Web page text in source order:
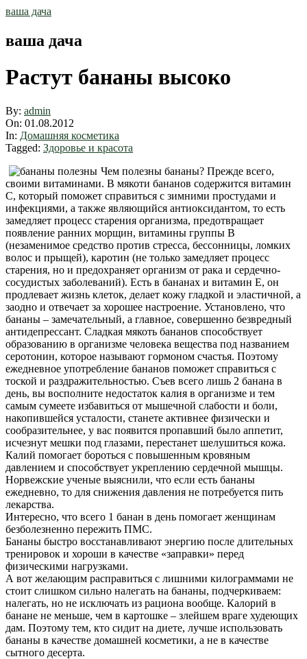
Skip
ваша дача
ваша дача
Растут бананы высоко
By: admin
On: 01.08.2012
In: Домашняя косметика
Tagged: Здоровье и красота
Чем полезны бананы? Прежде всего,
своими витаминами. В мякоти бананов содержится витамин
С, который поможет справиться с зимними простудами и
инфекциями, а также являющийся антиоксидантом, то есть
замедляет процесс старения организма, предотвращает
появление ранних морщин, витамины группы В
(незаменимое средство против стресса, бессонницы, ломких
волос и прыщей), каротин (не только замедляет процесс
старения, но и предохраняет организм от рака и сердечно-
сосудистых заболеваний). Есть в бананах и витамин Е, он
продлевает жизнь клеток, делает кожу гладкой и эластичной, а
заодно и отвечает за хорошее настроение. Установлено, что
бананы – замечательный, а главное, совершенно безвредный
антидепрессант. Сладкая мякоть бананов способствует
образованию в организме человека вещества под названием
серотонин, которое называют гормоном счастья. Поэтому
ежедневное употребление бананов поможет справиться с
тоской и раздражительностью. Съев всего лишь 2 банана в
день, вы восполните недостаток калия в организме и тем
самым сумеете избавиться от мышечной слабости и боли,
накопившейся усталости, станете активнее физически и
сообразительнее, у вас появится пропавший было аппетит,
исчезнут мешки под глазами, перестанет шелушиться кожа.
Калий помогает бороться с повышенным кровяным
давлением и способствует укреплению сердечной мышцы.
Норвежские ученые выяснили, что если есть бананы
ежедневно, то для снижения давления не потребуется пить
лекарства.
Интересно, что всего 1 банан в день помогает женщинам
безболезненно пережить ПМС.
Бананы быстро восстанавливают энергию после длительных
тренировок и хороши в качестве «заправки» перед
физическими нагрузками.
А вот желающим расправиться с лишними килограммами не
стоит слишком сильно налегать на бананы, подчеркиваем:
налегать, но не исключать из рациона вообще. Калорий в
банане не меньше, чем в картошке – злейшем враге худеющих
дам. Поэтому тем, кто сидит на диете, лучше использовать
бананы в качестве домашней косметики, а не в качестве
сытного десерта.